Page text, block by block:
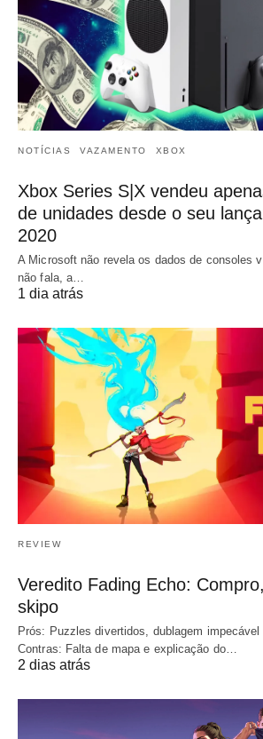
NOTÍCIAS VAZAMENTO XBOX
Xbox Series S|X vendeu
de unidades desde o seu
2020
A Microsoft não revela os dados de consoles
não fala, a…
1 dia atrás
REVIEW
Veredito Fading Echo:
skipo
Prós: Puzzles divertidos, dublagem impecável
Contras: Falta de mapa e explicação do…
2 dias atrás